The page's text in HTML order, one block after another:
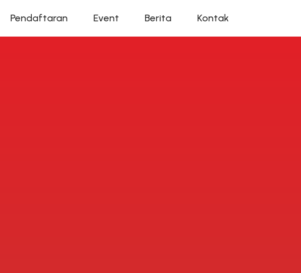
Pendaftaran Event Berita Kontak